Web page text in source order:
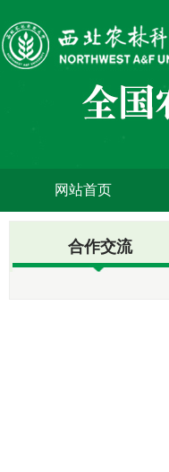
网站首页
合作交流